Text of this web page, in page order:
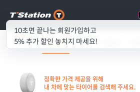
10초면 끝나는 회원가입하고
5% 추가 할인 놓치지 마세요!
all my T 타이어 경정비
정확한 가격 제공을 위해
내 차에 맞는 타이어를 검색해 주세요.